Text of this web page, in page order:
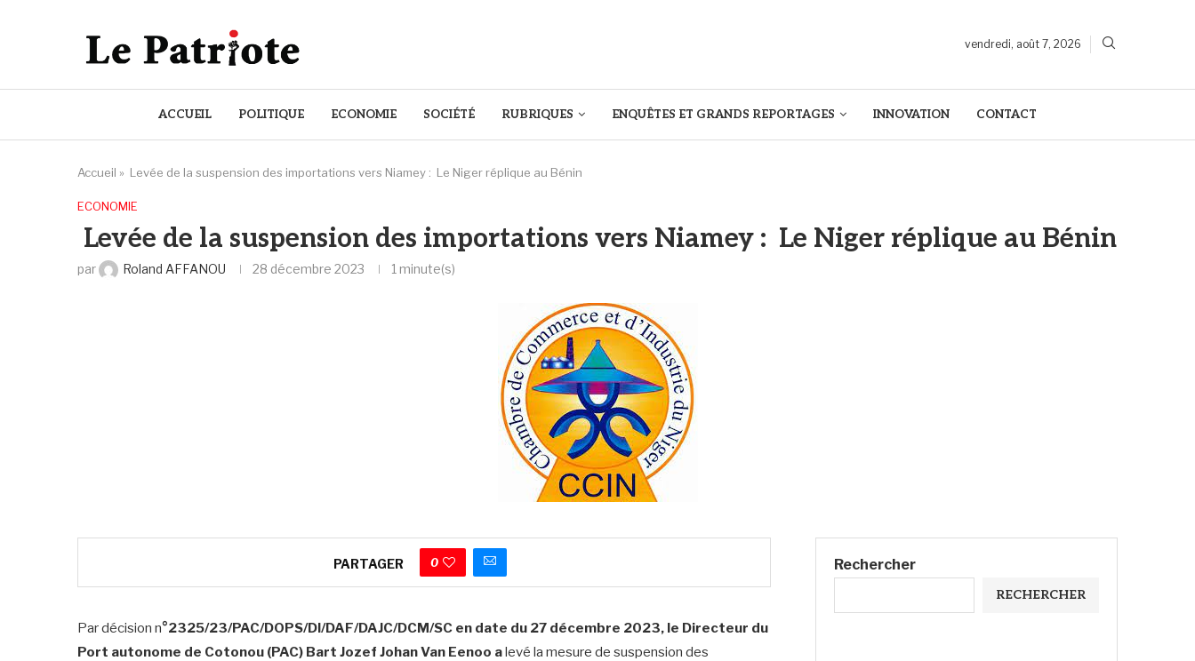
vendredi, août 7, 2026
ACCUEIL POLITIQUE ECONOMIE SOCIÉTÉ RUBRIQUES ENQUÊTES ET GRANDS REPORTAGES INNOVATION CONTACT
Accueil » Levée de la suspension des importations vers Niamey : Le Niger réplique au Bénin
ECONOMIE
Levée de la suspension des importations vers Niamey : Le Niger réplique au Bénin
par Roland AFFANOU 28 décembre 2023 1 minute(s)
PARTAGER 0
Par décision n°2325/23/PAC/DOPS/DI/DAF/DAJC/DCM/SC en date du 27 décembre 2023, le Directeur du
Port autonome de Cotonou (PAC) Bart Jozef Johan Van Eenoo alevé la mesure de suspension des
Rechercher
RECHERCHER